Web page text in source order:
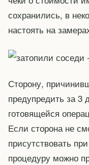
сохранились, в
настоять на
Сторону,
предупредить за 3
готовящейся
Если сторона не
присутствовать
процедуру можно